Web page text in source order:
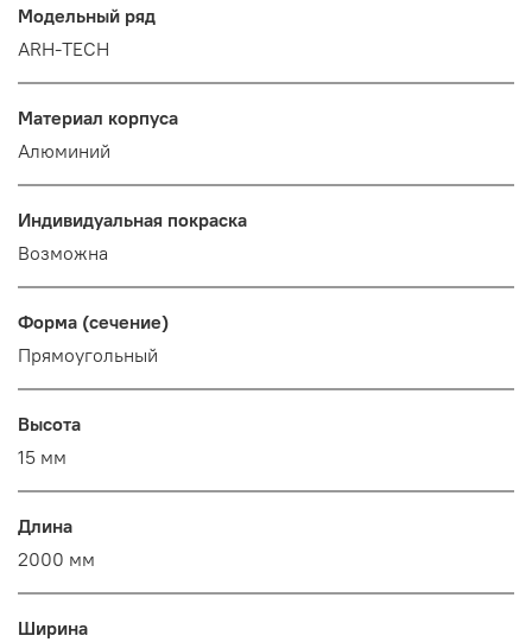
Модельный ряд
ARH-TECH
Материал корпуса
Алюминий
Индивидуальная покраска
Возможна
Форма (сечение)
Прямоугольный
Высота
15 мм
Длина
2000 мм
Ширина